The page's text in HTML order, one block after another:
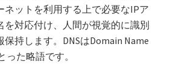
ネットを利用する上で必要なIPア
を対応付け、人間が視覚的に識別
持します。DNSはDomain Name
った略語です。